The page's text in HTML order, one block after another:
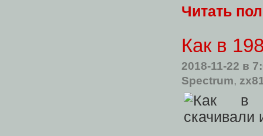
Читать
Как в
2018-11-22 в
Spectrum,